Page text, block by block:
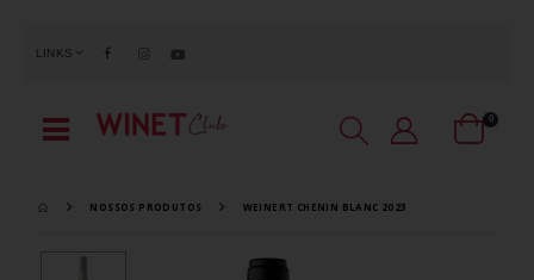
LINKS
0
NOSSOS PRODUTOS WEINERT CHENIN BLANC 2023